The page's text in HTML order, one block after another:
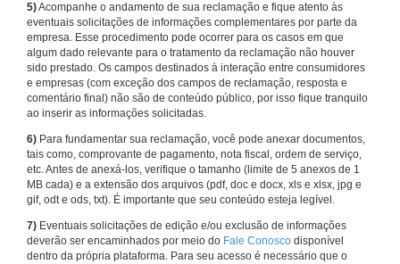
5)Acompanhe o andamento de sua reclamação e fique atento às
eventuais solicitações de informações complementares por parte da
empresa. Esse procedimento pode ocorrer para os casos em que
algum dado relevante para o tratamento da reclamação não houver
sido prestado. Os campos destinados à interação entre consumidores
e empresas (com exceção dos campos de reclamação, resposta e
comentário final) não são de conteúdo público, por isso fique tranquilo
ao inserir as informações solicitadas.
6) Para fundamentar sua reclamação, você pode anexar documentos,
tais como, comprovante de pagamento, nota fiscal, ordem de serviço,
etc. Antes de anexá-los, verifique o tamanho (limite de 5 anexos de 1
MB cada) e a extensão dos arquivos (pdf, doc e docx, xls e xlsx, jpg e
gif, odt e ods, txt). É importante que seu conteúdo esteja legível.
7) Eventuais solicitações de edição e/ou exclusão de informações
deverão ser encaminhados por meio do Fale Conosco disponível
dentro da própria plataforma. Para seu acesso é necessário que o